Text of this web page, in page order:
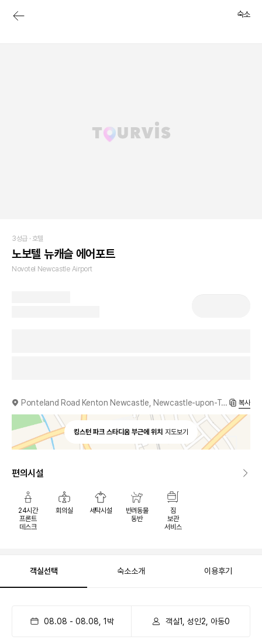
숙소
3성급 · 호텔
노보텔 뉴캐슬 에어포트
Novotel Newcastle Airport
Ponteland Road Kenton Newcastle, Newcastle-upon-Tyne, NE3 3HZ, GB 복사
킹스턴 파크 스타디움 부근에 위치 지도보기
편의시설
24시간
프론트
데스크
회의실 세탁시설
반려동물
동반
짐
보관
서비스
객실선택 숙소소개 이용후기
08.08 - 08.08 1 박 객실1, 성인2, 아동0